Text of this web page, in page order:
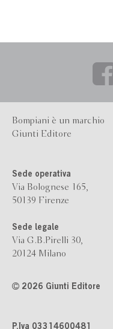
Bompiani è un marchio
Giunti Editore
Sede operativa
Via Bolognese 165,
50139 Firenze
Sede legale
Via G.B.Pirelli 30,
20124 Milano
2026 Giunti Editore
P.Iva 03314600481